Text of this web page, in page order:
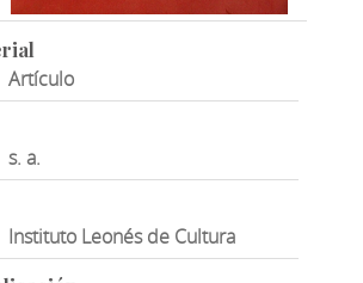
Artículo
s. a.
Instituto Leonés de Cultura